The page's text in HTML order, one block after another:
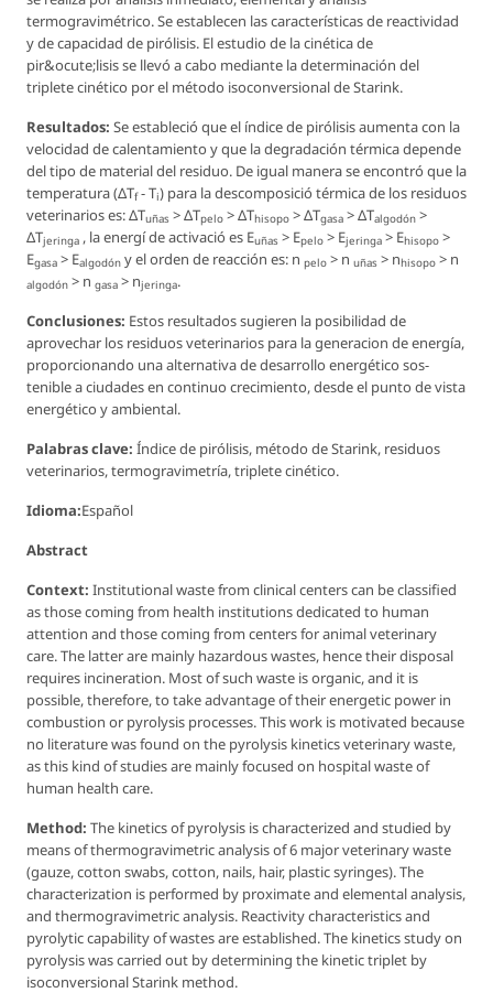
termogravimétrico. Se establecen las características de reactividad
y de capacidad de pirólisis. El estudio de la cinética de
pir&ocute;lisis se llevó a cabo mediante la determinación del
triplete cinético por el método isoconversional de Starink.
Resultados: Se estableció que el índice de pirólisis aumenta con la
velocidad de calentamiento y que la degradación térmica depende
del tipo de material del residuo. De igual manera se encontró que la
temperatura (ΔTf-Ti) para la descomposició térmica de los residuos
veterinarios es: ΔTuñas > ΔTpelo > ΔThisopo > ΔTgasa > ΔTalgodón >
ΔTjeringa , la energí de activació es Euñas > Epelo > Ejeringa > Ehisopo >
Egasa > Ealgodón y el orden de reacción es: n pelo > n uñas > nhisopo > n
algodón > n gasa > njeringa.
Conclusiones: Estos resultados sugieren la posibilidad de
aprovechar los residuos veterinarios para la generacion de energía,
proporcionando una alternativa de desarrollo energético sos-
tenible a ciudades en continuo crecimiento, desde el punto de vista
energético y ambiental.
Palabras clave: Índice de pirólisis, método de Starink, residuos
veterinarios, termogravimetría, triplete cinético.
Idioma:Español
Abstract
Context: Institutional waste from clinical centers can be classified
as those coming from health institutions dedicated to human
attention and those coming from centers for animal veterinary
care. The latter are mainly hazardous wastes, hence their disposal
requires incineration. Most of such waste is organic, and it is
possible, therefore, to take advantage of their energetic power in
combustion or pyrolysis processes. This work is motivated because
no literature was found on the pyrolysis kinetics veterinary waste,
as this kind of studies are mainly focused on hospital waste of
human health care.
Method: The kinetics of pyrolysis is characterized and studied by
means of thermogravimetric analysis of 6 major veterinary waste
(gauze, cotton swabs, cotton, nails, hair, plastic syringes). The
characterization is performed by proximate and elemental analysis,
and thermogravimetric analysis. Reactivity characteristics and
pyrolytic capability of wastes are established. The kinetics study on
pyrolysis was carried out by determining the kinetic triplet by
isoconversional Starink method.